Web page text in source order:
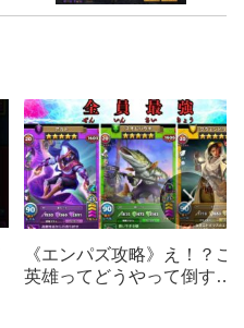
《エンパズ攻略》え！？こ
英雄ってどうやって倒す